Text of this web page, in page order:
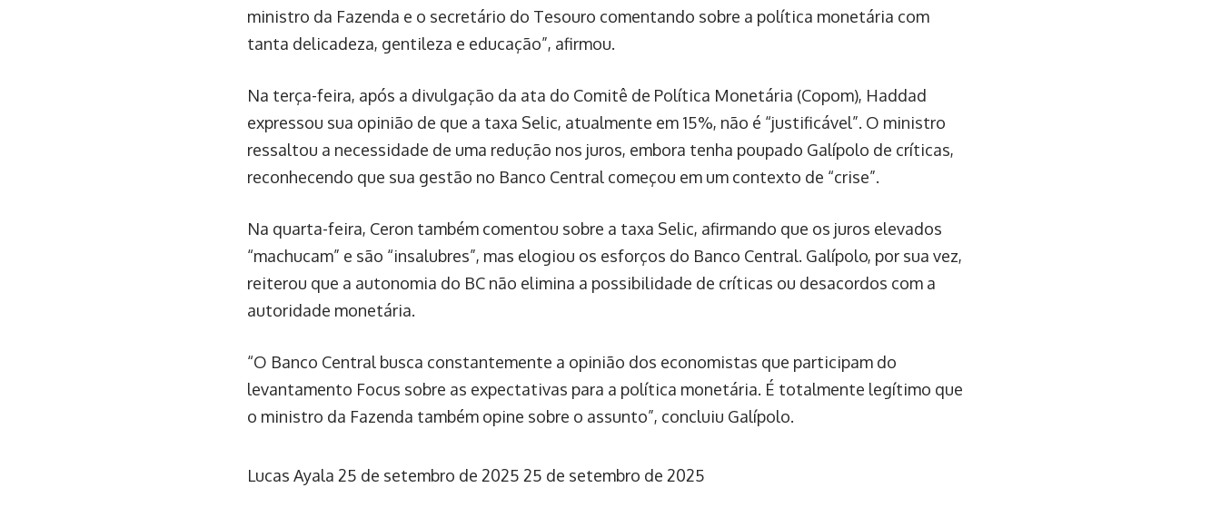
ministro da Fazenda e o secretário do Tesouro comentando sobre a política monetária com
tanta delicadeza, gentileza e educação”, afirmou.
Na terça-feira, após a divulgação da ata do Comitê de Política Monetária (Copom), Haddad
expressou sua opinião de que a taxa Selic, atualmente em 15%, não é “justificável”. O ministro
ressaltou a necessidade de uma redução nos juros, embora tenha poupado Galípolo de críticas,
reconhecendo que sua gestão no Banco Central começou em um contexto de “crise”.
Na quarta-feira, Ceron também comentou sobre a taxa Selic, afirmando que os juros elevados
“machucam” e são “insalubres”, mas elogiou os esforços do Banco Central. Galípolo, por sua vez,
reiterou que a autonomia do BC não elimina a possibilidade de críticas ou desacordos com a
autoridade monetária.
“O Banco Central busca constantemente a opinião dos economistas que participam do
levantamento Focus sobre as expectativas para a política monetária. É totalmente legítimo que
o ministro da Fazenda também opine sobre o assunto”, concluiu Galípolo.
Lucas Ayala 25 de setembro de 2025 25 de setembro de 2025